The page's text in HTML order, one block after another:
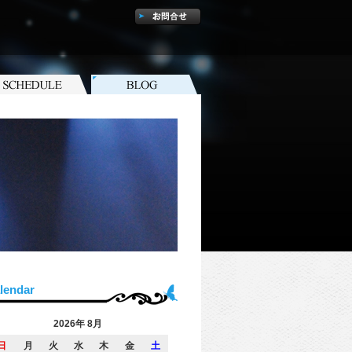
2026年 8月
月 火 水 木 金 土